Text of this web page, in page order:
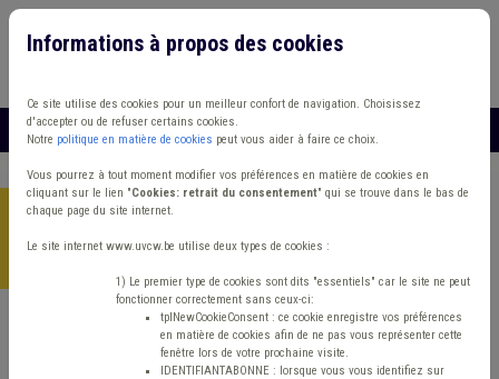
Accueil >Formations>Catalogue en ligne
dématérialisation des marchés publics à l'attention des
Informations à propos des cookies
Ce site utilise des cookies pour un meilleur confort de navigation. Choisissez
d'accepter ou de refuser certains cookies.
Notre politique en matière de cookies peut vous aider à faire ce choix.
Vous pourrez à tout moment modifier vos préférences en matière de cookies en
cliquant sur le lien "Cookies: retrait du consentement" qui se trouve dans le bas de
chaque page du site internet.
Le site internet www.uvcw.be utilise deux types de cookies :
1) Le premier type de cookies sont dits "essentiels" car le site ne peut
fonctionner correctement sans ceux-ci:
tplNewCookieConsent : ce cookie enregistre vos préférences
en matière de cookies afin de ne pas vous représenter cette
fenêtre lors de votre prochaine visite.
IDENTIFIANTABONNE : lorsque vous vous identifiez sur